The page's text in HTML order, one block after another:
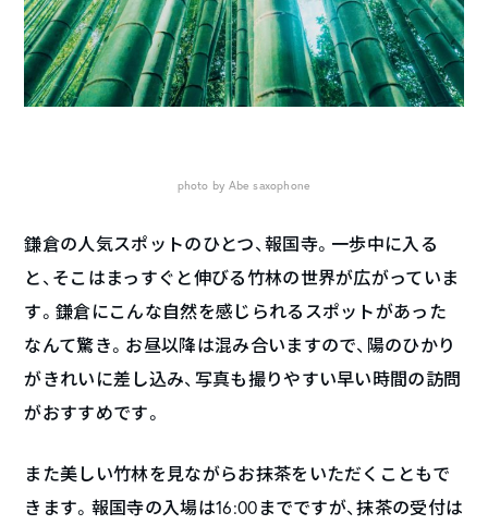
photo by Abe saxophone
鎌倉の人気スポットのひとつ、報国寺。一歩中に入る
と、そこはまっすぐと伸びる竹林の世界が広がっていま
す。鎌倉にこんな自然を感じられるスポットがあった
なんて驚き。お昼以降は混み合いますので、陽のひかり
がきれいに差し込み、写真も撮りやすい早い時間の訪問
がおすすめです。
また美しい竹林を見ながらお抹茶をいただくこともで
きます。報国寺の入場は16:00までですが、抹茶の受付は